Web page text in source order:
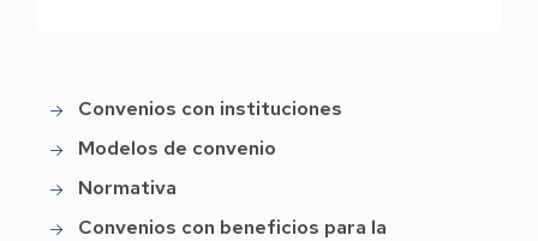
Menú
convenios
Convenios con instituciones
Modelos de convenio
Normativa
Convenios con beneficios para la